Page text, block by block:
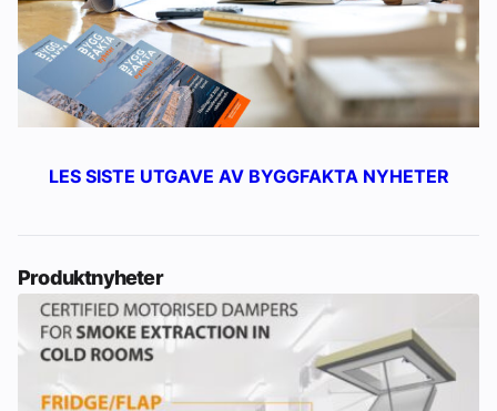
LES SISTE UTGAVE AV BYGGFAKTA NYHETER
Produktnyheter